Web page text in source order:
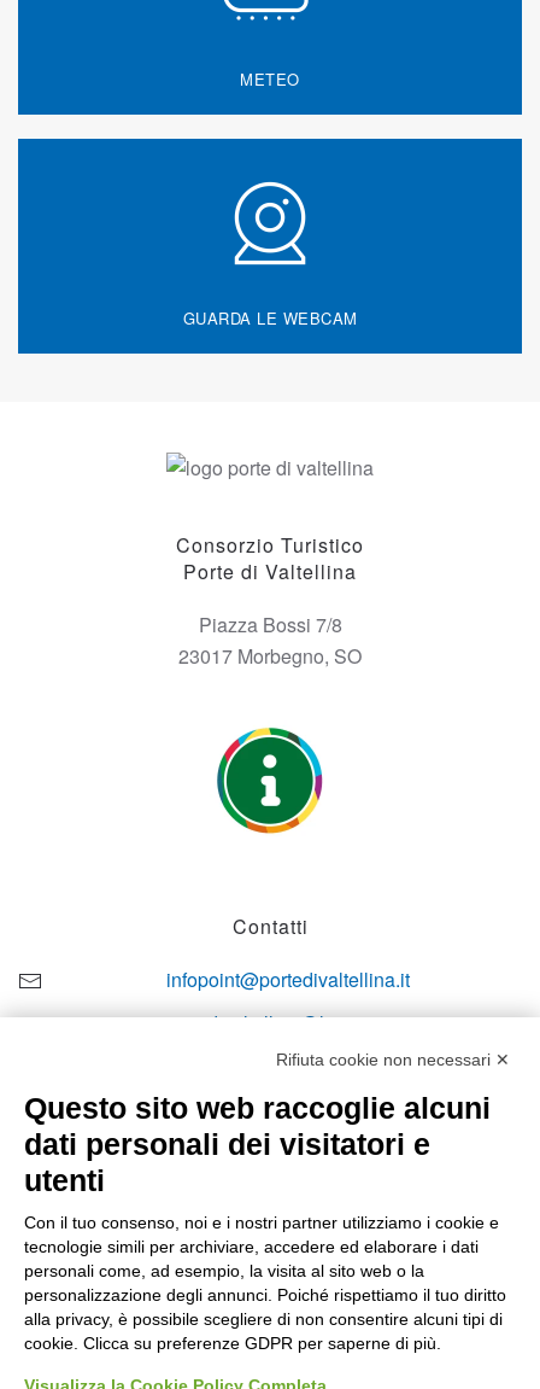
METEO
GUARDA LE WEBCAM
Consorzio Turistico
Porte di Valtellina
Piazza Bossi 7/8
23017 Morbegno, SO
Contatti
infopoint@portedivaltellina.it
portedivaltellina@lamiapec.it
+39 0342 601140
Lun-ven
08:00 – 12:10 / 14:00 – 18:10
Sabato
08:00 – 12:10
Rifiuta cookie non necessari ✕
Questo sito web raccoglie alcuni
dati personali dei visitatori e
utenti
Con il tuo consenso, noi e i nostri partner utilizziamo i cookie e
tecnologie simili per archiviare, accedere ed elaborare i dati
personali come, ad esempio, la visita al sito web o la
personalizzazione degli annunci. Poiché rispettiamo il tuo diritto
alla privacy, è possibile scegliere di non consentire alcuni tipi di
cookie. Clicca su preferenze GDPR per saperne di più.